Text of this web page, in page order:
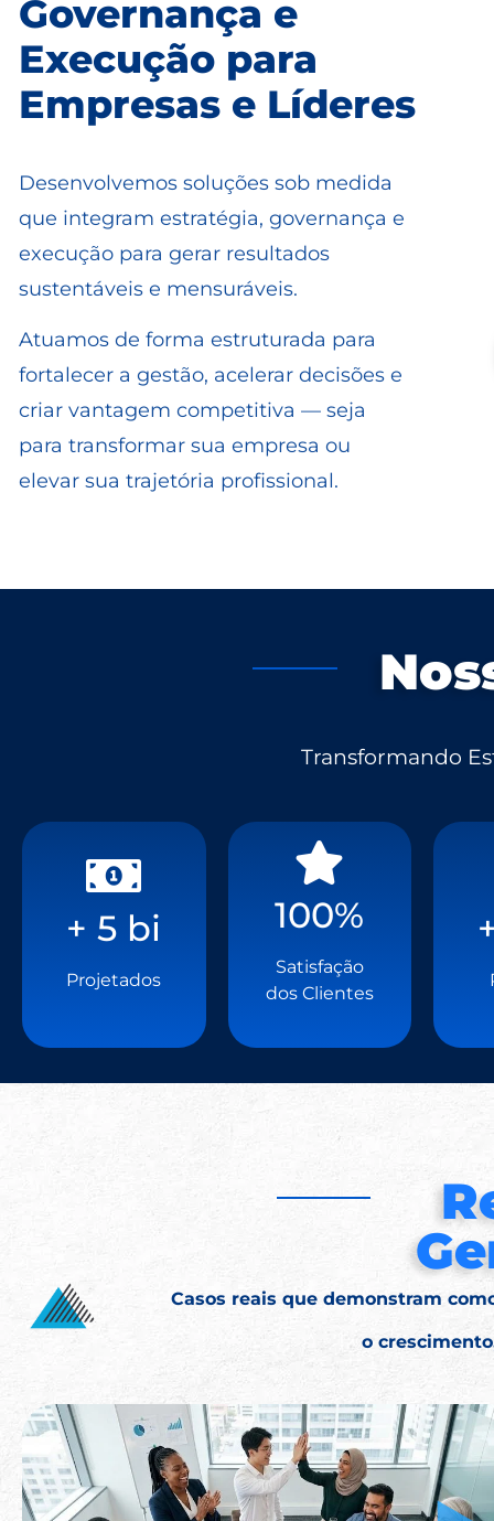
Governança e
Execução para
Empresas e Líderes
Desenvolvemos soluções sob medida
que integram estratégia, governança e
execução para gerar resultados
sustentáveis e mensuráveis.
Atuamos de forma estruturada para
fortalecer a gestão, acelerar decisões e
criar vantagem competitiva — seja
para transformar sua empresa ou
elevar sua trajetória profissional.
Transformando
+ 5 bi
Projetados
+ 5 bi
Projetados
100%
Satisfação
dos Clientes
100%
Satisfação
dos Clientes
Casos reais que demonstram
o